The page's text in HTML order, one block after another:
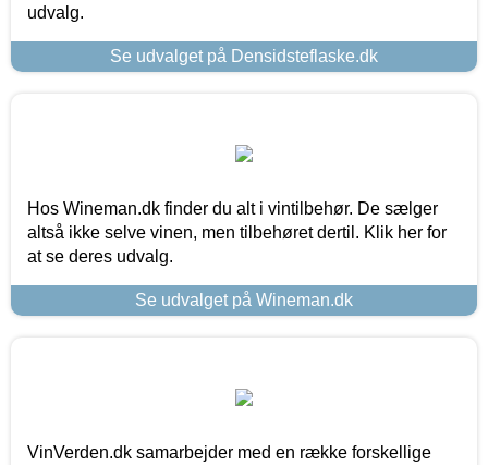
udvalg.
Se udvalget på Densidsteflaske.dk
Hos Wineman.dk finder du alt i vintilbehør. De sælger
altså ikke selve vinen, men tilbehøret dertil. Klik her for
at se deres udvalg.
Se udvalget på Wineman.dk
VinVerden.dk samarbejder med en række forskellige